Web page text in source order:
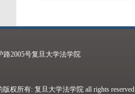
路2005号复旦大学法学院
权所有: 复旦大学法学院 all rights reserved